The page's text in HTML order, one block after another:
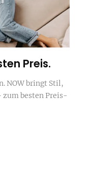
Preis.
NOW bringt Stil,
besten Preis-